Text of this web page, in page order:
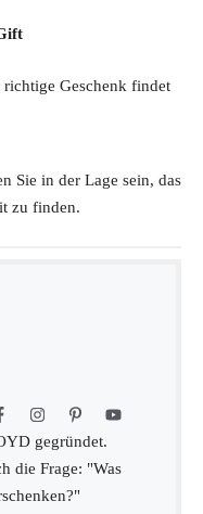
richtige Geschenk findet
Sie in der Lage sein, das
zu finden.
gegründet.
die Frage: "Was